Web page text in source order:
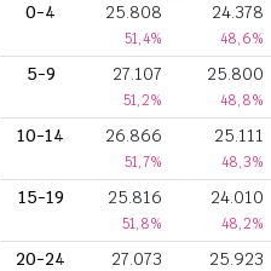
0-4 25.808
51,4%
24.378
48,6%
5-9 27.107
51,2%
25.800
48,8%
10-14 26.866
51,7%
25.111
48,3%
15-19 25.816
51,8%
24.010
48,2%
20-24 27.073 25.923